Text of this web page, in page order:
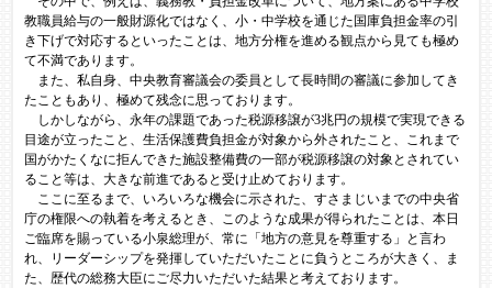
教職員給与の一般財源化ではなく、小・中学校を通じた国庫負担金率の引
き下げで対応するといったことは、地方分権を進める観点から見ても極め
て不満であります。
また、私自身、中央教育審議会の委員として長時間の審議に参加してき
たこともあり、極めて残念に思っております。
しかしながら、永年の課題であった税源移譲が3兆円の規模で実現できる
目途が立ったこと、生活保護費負担金が対象から外されたこと、これまで
国がかたくなに拒んできた施設整備費の一部が税源移譲の対象とされてい
ること等は、大きな前進であると受け止めております。
ここに至るまで、いろいろな機会に示された、すさまじいまでの中央省
庁の権限への執着を考えるとき、このような成果が得られたことは、本日
ご臨席を賜っている小泉総理が、常に「地方の意見を尊重する」と言わ
れ、リーダーシップを発揮していただいたことに負うところが大きく、ま
た、歴代の総務大臣にご尽力いただいた結果と考えております。